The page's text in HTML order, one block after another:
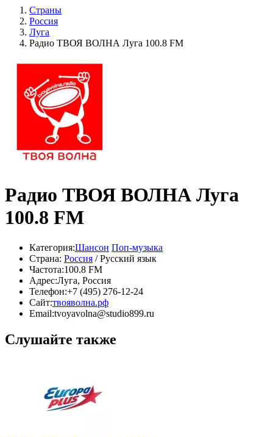
Страны
Россия
Луга
Радио ТВОЯ ВОЛНА Луга 100.8 FM
Радио ТВОЯ ВОЛНА Луга
100.8 FM
Категория:Шансон Поп-музыка
Страна: Россия / Русский язык
Частота:100.8 FM
Адрес:Луга, Россия
Телефон:+7 (495) 276-12-24
Сайт:твояволна.рф
Email:tvoyavolna@studio899.ru
Слушайте также